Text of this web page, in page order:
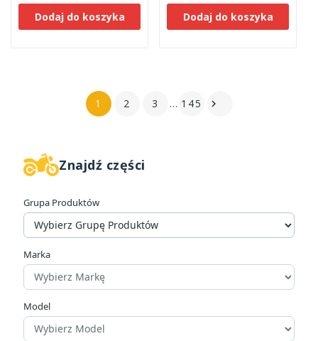
W magazynie
Kategorie
AKCESORIA ROWEROWE
229
CZĘŚCI ROWEROWE
DLA MOTOCYKLA
1207
DLA MOTOCYKLISTY
INNE SPORTY
OUTLET
1
POZOSTAŁE
Znajdź części
Grupa Produktów
Marka
Model
Dodaj do koszyka
Dodaj do koszyka
1 2 3 … 145 